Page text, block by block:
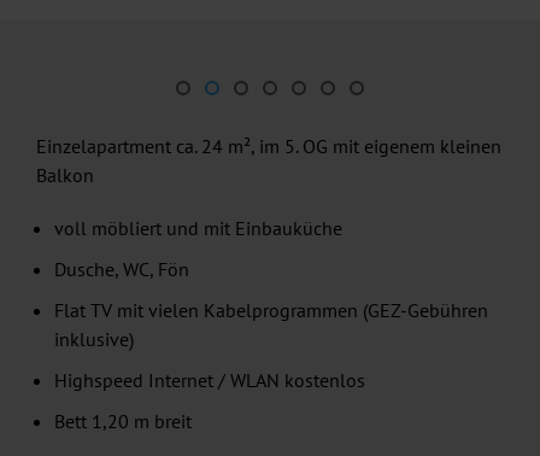
Einzelapartment ca. 24 m², im 5. OG mit eigenem kleinen
Balkon
voll möbliert und mit Einbauküche
Dusche, WC, Fön
Flat TV mit vielen Kabelprogrammen (GEZ-Gebühren
inklusive)
Highspeed Internet / WLAN kostenlos
Bett 1,20 m breit